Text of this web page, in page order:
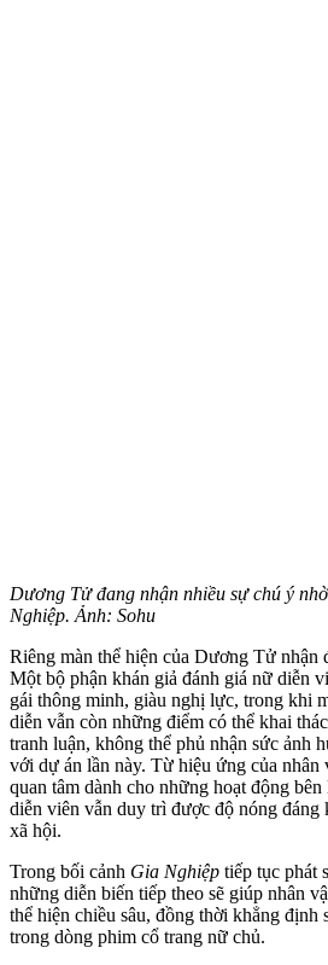
Dương Tử đang nhận nhiều sự chú ý
Nghiệp. Ảnh: Sohu
Riêng màn thể hiện của Dương Tử nhận
Một bộ phận khán giả đánh giá nữ diễn
gái thông minh, giàu nghị lực, trong khi
diễn vẫn còn những điểm có thể khai
tranh luận, không thể phủ nhận sức ảnh
với dự án lần này. Từ hiệu ứng của
quan tâm dành cho những hoạt động
diễn viên vẫn duy trì được độ nóng đáng
xã hội.
Trong bối cảnh Gia Nghiệp tiếp tục phát
những diễn biến tiếp theo sẽ giúp nhân
thể hiện chiều sâu, đồng thời khẳng
trong dòng phim cổ trang nữ chủ.